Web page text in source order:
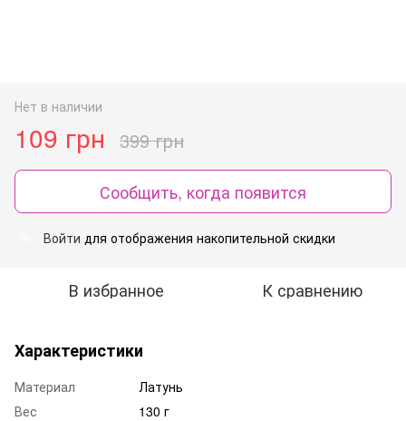
Нет в наличии
109 грн 399 грн
Сообщить, когда появится
Войти для отображения накопительной скидки
В избранное К сравнению
Характеристики
Материал
Латунь
Вес
130 г